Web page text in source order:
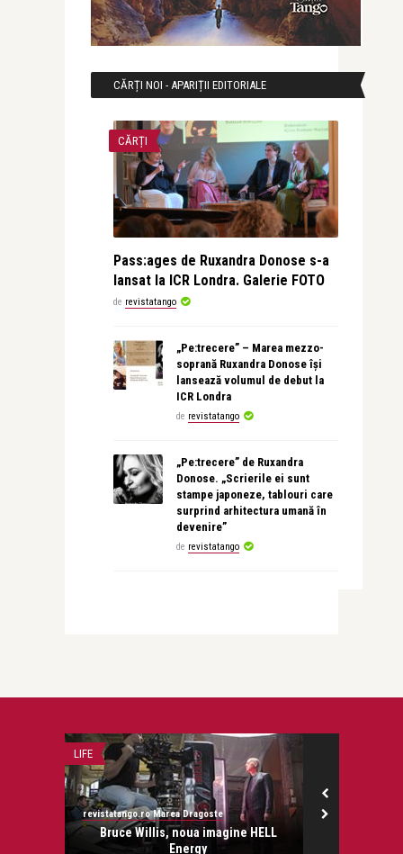
CĂRȚI NOI - APARIȚII EDITORIALE
CĂRȚI
Pass:ages de Ruxandra Donose s-a
lansat la ICR Londra. Galerie FOTO
de revistatango
„Pe:trecere” – Marea mezzo-
soprană Ruxandra Donose își
lansează volumul de debut la
ICR Londra
de revistatango
„Pe:trecere” de Ruxandra
Donose. „Scrierile ei sunt
stampe japoneze, tablouri care
surprind arhitectura umană în
devenire”
de revistatango
LIFE
revistatango.ro Marea Dragoste
Bruce Willis, noua imagine HELL
Energy